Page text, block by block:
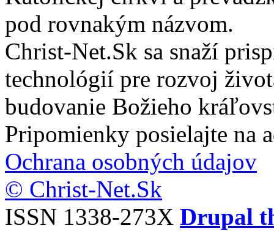
pod rovnakým názvom.
Christ-Net.Sk sa snaží
technológií pre rozvoj
budovanie Božieho
Pripomienky posielajte na
Ochrana osobných údajov
© Christ-Net.Sk
ISSN 1338-273X Drupal